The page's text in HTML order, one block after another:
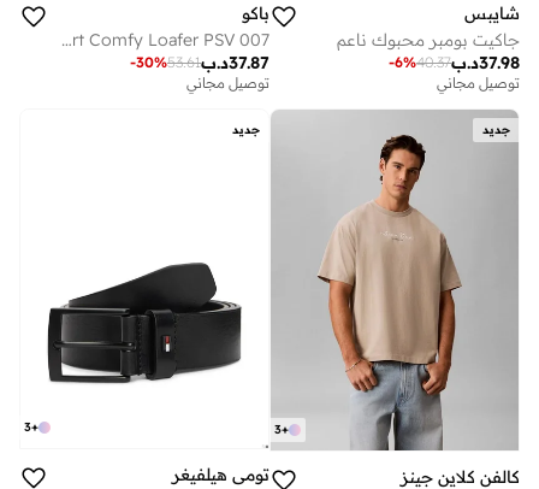
شايبس
جاكيت بومبر محبوك ناعم
د.ب37.98
40.37
-6%
توصيل مجاني
باكو
Smart Comfy Loafer PSV 007
د.ب37.87
53.61
-30%
توصيل مجاني
جديد
+
3
كالفن كلاين جينز
جديد
+
3
تومي هيلفيغر